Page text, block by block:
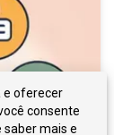
e oferecer
consente
saber mais e